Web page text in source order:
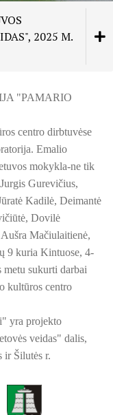
''KODAS:
LIETUVOS MOKYKLA-
MOKYKLA-
LIETUVOS MOKYKLA-
MOKYKLA-
LIETUVOS MOKYKLA-
LIETUVOS MOKYKLA-
Pavasario keramikos
Keramikos dirbtuvėse-
2025 M.
PROJEKTAS
''KODAS:
MOKYKLA-
M. Konferencija-
MOKYKLA-
M. Žygis ,,Senųjų
MOKYKLA-
M. Emalio meno
MOKYKLA-
M. ,,Šviesos
"PAMARIO
centro dirbtuvėse
Emalio
mokykla-ne tik
Gurevičius,
Kadilė, Deimantė
Dovilė
Mačiulaitienė,
9 kuria Kintuose, 4-
metu sukurti darbai
kultūros centro
yra projekto
veidas" dalis,
ir Šilutės r.